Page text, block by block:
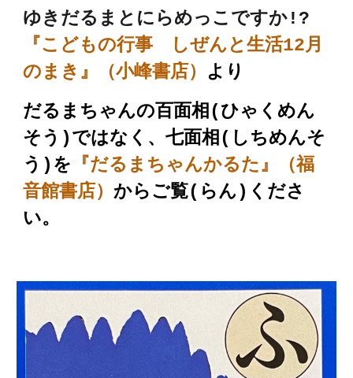
ゆきだるま と にらめっこですか!?
『こどもの行事 しぜんと生活12月
のまき』（小峰書店） より
だるまちゃんの百面相(ひゃくめん
そう)ではなく、七面相 ( しちめんそ
う) を 『だるまちゃんかるた』（福
音館書店）からご覧(らん)くださ
い。